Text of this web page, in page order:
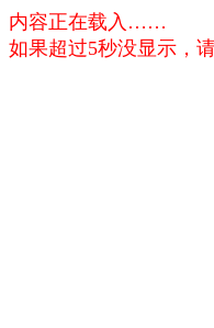
内容正在载入……
如果超过5秒没显示，